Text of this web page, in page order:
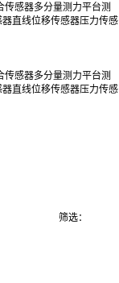
传感器多分量测力平台测
器直线位移传感器压力传感
传感器多分量测力平台测
器直线位移传感器压力传感
筛选：